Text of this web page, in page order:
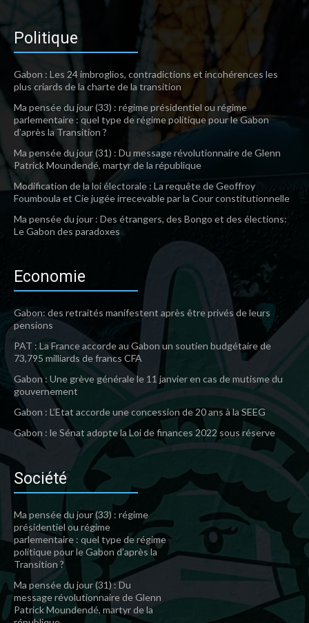
Politique
Gabon : Les 24 imbroglios, contradictions et incohérences les
plus criards de la charte de la transition
Ma pensée du jour (33) : régime présidentiel ou régime
parlementaire : quel type de régime politique pour le Gabon
d’après la Transition ?
Ma pensée du jour (31) : Du message révolutionnaire de Glenn
Patrick Moundendé, martyr de la république
Modification de la loi électorale : La requête de Geoffroy
Foumboula et Cie jugée irrecevable par la Cour constitutionnelle
Ma pensée du jour : Des étrangers, des Bongo et des élections:
Le Gabon des paradoxes
Economie
Gabon: des retraités manifestent après être privés de leurs
pensions
PAT : La France accorde au Gabon un soutien budgétaire de
73,795 milliards de francs CFA
Gabon : Une grève générale le 11 janvier en cas de mutisme du
gouvernement
Gabon : L’Etat accorde une concession de 20 ans à la SEEG
Gabon : le Sénat adopte la Loi de finances 2022 sous réserve
Société
Ma pensée du jour (33) : régime
présidentiel ou régime
parlementaire : quel type de régime
politique pour le Gabon d’après la
Transition ?
Ma pensée du jour (31) : Du
message révolutionnaire de Glenn
Patrick Moundendé, martyr de la